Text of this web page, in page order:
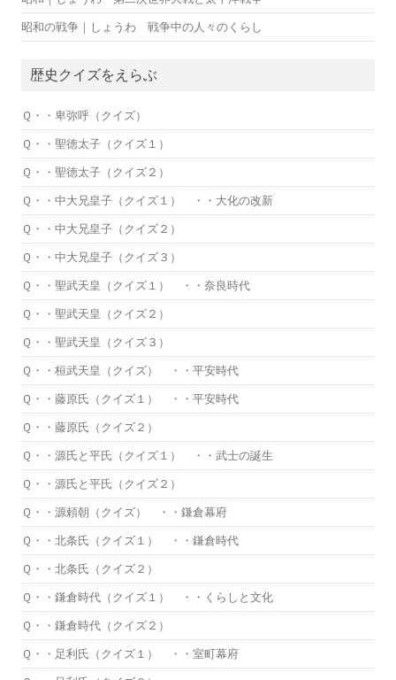
昭和の戦争｜しょうわ 戦争中の人々のくらし
歴史クイズをえらぶ
Ｑ・・卑弥呼（クイズ）
Ｑ・・聖徳太子（クイズ１）
Ｑ・・聖徳太子（クイズ２）
Ｑ・・中大兄皇子（クイズ１） ・・大化の改新
Ｑ・・中大兄皇子（クイズ２）
Ｑ・・中大兄皇子（クイズ３）
Ｑ・・聖武天皇（クイズ１） ・・奈良時代
Ｑ・・聖武天皇（クイズ２）
Ｑ・・聖武天皇（クイズ３）
Ｑ・・桓武天皇（クイズ） ・・平安時代
Ｑ・・藤原氏（クイズ１） ・・平安時代
Ｑ・・藤原氏（クイズ２）
Ｑ・・源氏と平氏（クイズ１） ・・武士の誕生
Ｑ・・源氏と平氏（クイズ２）
Ｑ・・源頼朝（クイズ） ・・鎌倉幕府
Ｑ・・北条氏（クイズ１） ・・鎌倉時代
Ｑ・・北条氏（クイズ２）
Ｑ・・鎌倉時代（クイズ１） ・・くらしと文化
Ｑ・・鎌倉時代（クイズ２）
Ｑ・・足利氏（クイズ１） ・・室町幕府